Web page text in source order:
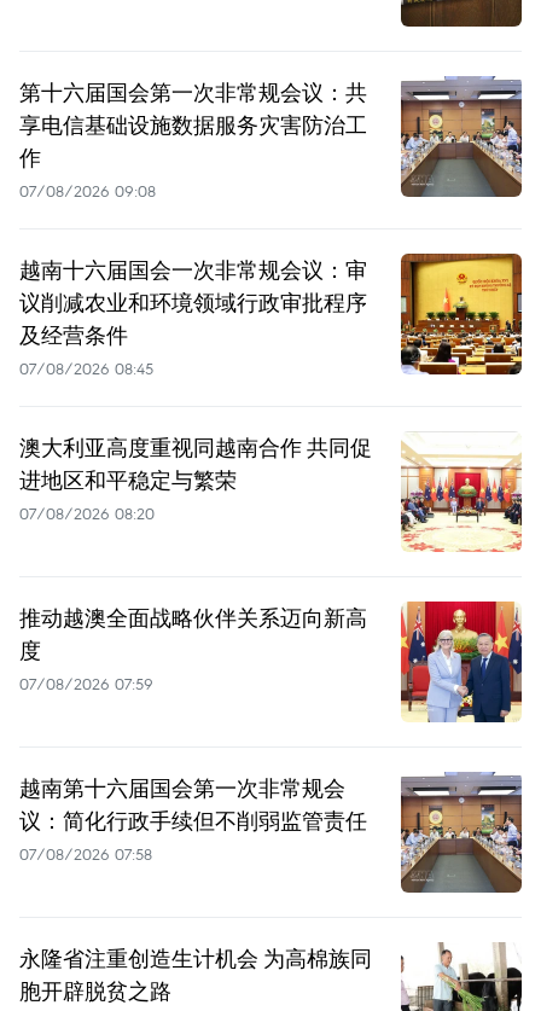
第十六届国会第一次非常规会议：共
享电信基础设施数据服务灾害防治工
作
07/08/2026 09:08
越南十六届国会一次非常规会议：审
议削减农业和环境领域行政审批程序
及经营条件
07/08/2026 08:45
澳大利亚高度重视同越南合作 共同促
进地区和平稳定与繁荣
07/08/2026 08:20
推动越澳全面战略伙伴关系迈向新高
度
07/08/2026 07:59
越南第十六届国会第一次非常规会
议：简化行政手续但不削弱监管责任
07/08/2026 07:58
永隆省注重创造生计机会 为高棉族同
胞开辟脱贫之路